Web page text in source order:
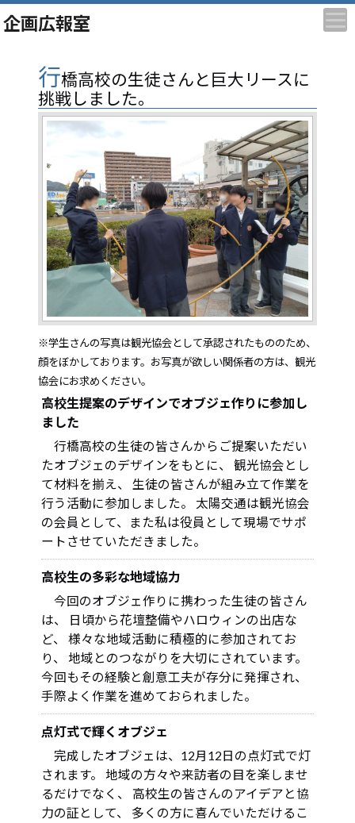
企画広報室
行橋高校の生徒さんと巨大リースに
挑戦しました。
※学生さんの写真は観光協会として承認されたもののため、
顔をぼかしております。お写真が欲しい関係者の方は、観光
協会にお求めください。
高校生提案のデザインでオブジェ作りに参加し
ました
行橋高校の生徒の皆さんからご提案いただい
たオブジェのデザインをもとに、 観光協会とし
て材料を揃え、 生徒の皆さんが組み立て作業を
行う活動に参加しました。 太陽交通は観光協会
の会員として、また私は役員として現場でサポ
ートさせていただきました。
高校生の多彩な地域協力
今回のオブジェ作りに携わった生徒の皆さん
は、 日頃から花壇整備やハロウィンの出店な
ど、 様々な地域活動に積極的に参加されてお
り、 地域とのつながりを大切にされています。
今回もその経験と創意工夫が存分に発揮され、
手際よく作業を進めておられました。
点灯式で輝くオブジェ
完成したオブジェは、12月12日の点灯式で灯
されます。 地域の方々や来訪者の目を楽しませ
るだけでなく、 高校生の皆さんのアイデアと協
力の証として、 多くの方に喜んでいただけるこ